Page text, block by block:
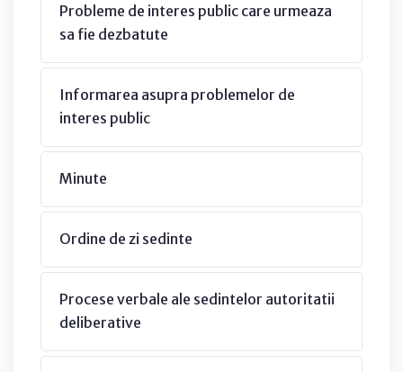
Probleme de interes public care urmeaza
sa fie dezbatute
Informarea asupra problemelor de
interes public
Minute
Ordine de zi sedinte
Procese verbale ale sedintelor autoritatii
deliberative